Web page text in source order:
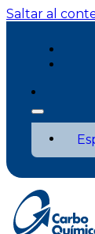
Saltar al